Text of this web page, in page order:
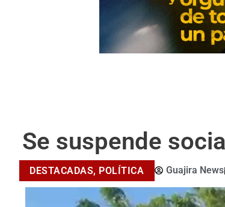
Se suspende
DESTACADAS, POLÍTICA Guajira News